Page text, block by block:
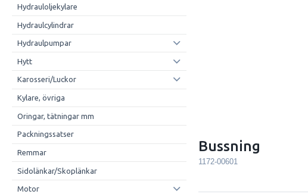
Hydrauloljekylare
Hydraulcylindrar
Hydraulpumpar
Hytt
Karosseri/Luckor
Kylare, övriga
Oringar, tätningar mm
Packningssatser
Remmar
Sidolänkar/Skoplänkar
Motor
Bussning
1172-00601